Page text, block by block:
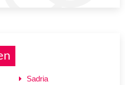
Sadria